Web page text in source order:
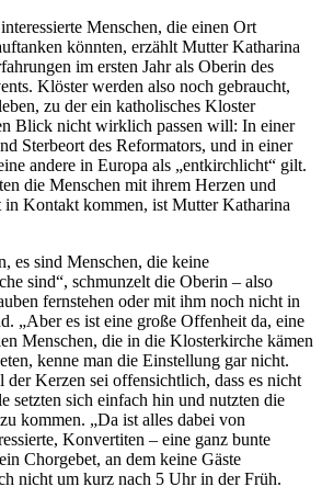
Menschen, die einen Ort
könnten, erzählt Mutter Katharina
im ersten Jahr als Oberin des
Klöster werden also noch gebraucht,
zu der ein katholisches Kloster
Blick nicht wirklich passen will: In einer
Sterbeort des Reformators, und in einer
andere in Europa als „entkirchlicht“ gilt.
die Menschen mit ihrem Herzen und
Kontakt kommen, ist Mutter Katharina
es sind Menschen, die keine
sind“, schmunzelt die Oberin – also
fernstehen oder mit ihm noch nicht in
„Aber es ist eine große Offenheit da, eine
Menschen, die in die Klosterkirche kämen
kenne man die Einstellung gar nicht.
Kerzen sei offensichtlich, dass es nicht
setzten sich einfach hin und nutzten die
kommen. „Da ist alles dabei von
Konvertiten – eine ganz bunte
Chorgebet, an dem keine Gäste
nicht um kurz nach 5 Uhr in der Früh.